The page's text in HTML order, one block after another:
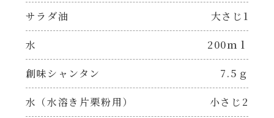
ホットプレート
お子さま
ハコネーゼ ポルチーニ
ハコネーゼ イカスミ
サラダ油 大さじ1
水 200ｍｌ
創味シャンタン 7.5ｇ
水（水溶き片栗粉用） 小さじ2